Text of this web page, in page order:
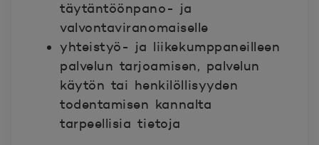
täytäntöönpano- ja
valvontaviranomaiselle
yhteistyö- ja liikekumppaneilleen
palvelun tarjoamisen, palvelun
käytön tai henkilöllisyyden
todentamisen kannalta
tarpeellisia tietoja